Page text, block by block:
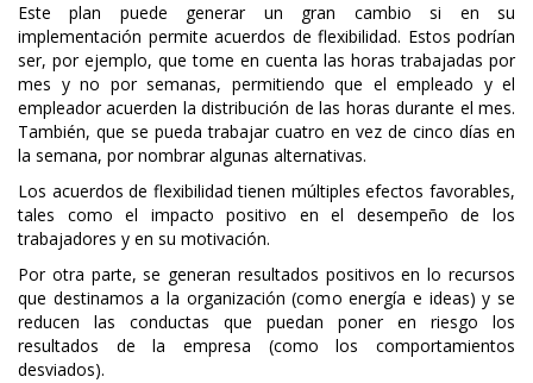
Este plan puede generar un gran cambio si en su
implementación permite acuerdos de flexibilidad. Estos podrían
ser, por ejemplo, que tome en cuenta las horas trabajadas por
mes y no por semanas, permitiendo que el empleado y el
empleador acuerden la distribución de las horas durante el mes.
También, que se pueda trabajar cuatro en vez de cinco días en
la semana, por nombrar algunas alternativas.
Los acuerdos de flexibilidad tienen múltiples efectos favorables,
tales como el impacto positivo en el desempeño de los
trabajadores y en su motivación.
Por otra parte, se generan resultados positivos en lo recursos
que destinamos a la organización (como energía e ideas) y se
reducen las conductas que puedan poner en riesgo los
resultados de la empresa (como los comportamientos
desviados).